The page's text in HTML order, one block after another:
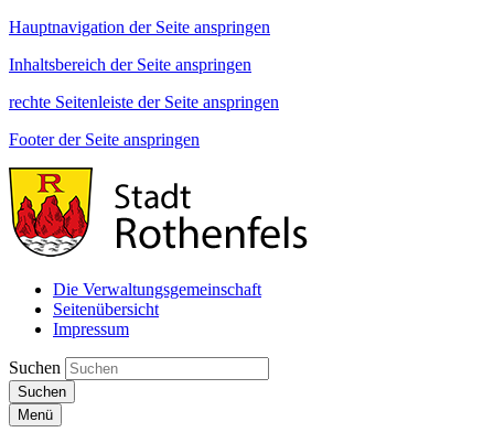
Hauptnavigation der Seite anspringen
Inhaltsbereich der Seite anspringen
rechte Seitenleiste der Seite anspringen
Footer der Seite anspringen
Die Verwaltungsgemeinschaft
Seitenübersicht
Impressum
Suchen
Suchen
Menü